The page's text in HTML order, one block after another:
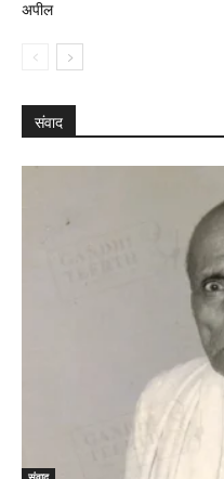
अपील
संवाद